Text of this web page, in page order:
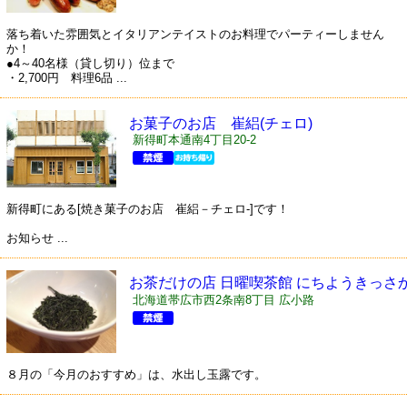
落ち着いた雰囲気とイタリアンテイストのお料理でパーティーしません
か！
●4～40名様（貸し切り）位まで
・2,700円 料理6品 ...
お菓子のお店 崔絽(チェロ)
新得町本通南4丁目20-2
新得町にある[焼き菓子のお店 崔絽－チェロ-]です！
お知らせ ...
お茶だけの店 日曜喫茶館 にちようきっさ
ん
北海道帯広市西2条南8丁目 広小路
８月の「今月のおすすめ」は、水出し玉露です。